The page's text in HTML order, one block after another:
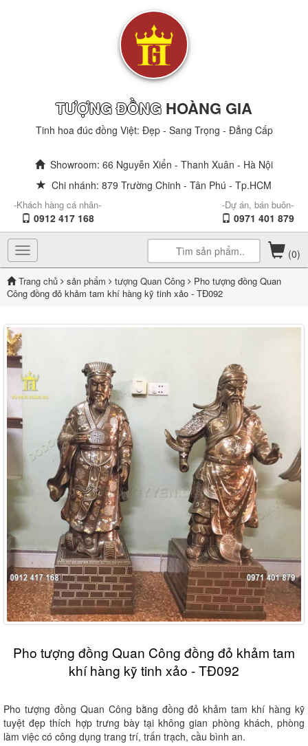
TƯỢNG ĐỒNG HOÀNG GIA
Tinh hoa đúc đồng Việt: Đẹp - Sang Trọng - Đẳng Cấp
Showroom: 66 Nguyễn Xiển - Thanh Xuân - Hà Nội
Chi nhánh: 879 Trường Chinh - Tân Phú - Tp.HCM
-Khách hàng cá nhân-
0912 417 168
-Dự án, bán buôn-
0971 401 879
Toggle
navigation
(0)
Trang chủ sản phẩm tượng Quan Công
Pho tượng đồng Quan
Công đồng đỏ khảm tam khí hàng kỹ tinh xảo - TĐ092
Pho tượng đồng Quan Công đồng đỏ khảm tam
khí hàng kỹ tinh xảo - TĐ092
Pho tượng đồng Quan Công bằng đồng đỏ khảm tam khí hàng kỹ
tuyệt đẹp thích hợp trưng bày tại không gian phòng khách, phòng
làm việc có công dụng trang trí, trấn trạch, cầu bình an.